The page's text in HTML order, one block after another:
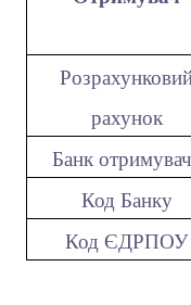
рахунок
Банк
Код Банку
Код ЄДРПОУ